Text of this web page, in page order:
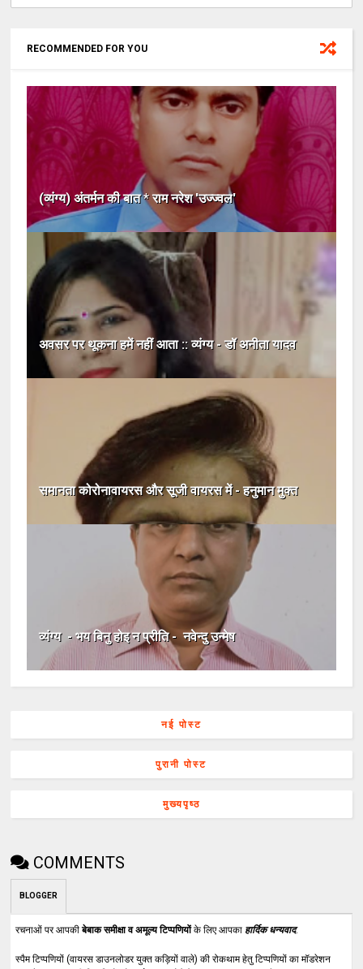
RECOMMENDED FOR YOU
(व्यंग्य) अंतर्मन की बात * राम नरेश 'उज्ज्वल'
अवसर पर थूकना हमें नहीं आता :: व्यंग्य - डॉ अनीता यादव
समानता कोरोनावायरस और सूजी वायरस में - हनुमान मुक्त
व्यंग्य ​​ - भय बिनु होइ न प्रीति - ​​ नवेन्दु उन्मेष
नई पोस्ट
पुरानी पोस्ट
मुख्यपृष्ठ
COMMENTS
BLOGGER
रचनाओं पर आपकीबेबाक समीक्षा व अमूल्य टिप्पणियोंके लिए आपका हार्दिक धन्यवाद.
स्पैम टिप्पणियों (वायरस डाउनलोडर युक्त कड़ियों वाले) की रोकथाम हेतु टिप्पणियों का मॉडरेशन